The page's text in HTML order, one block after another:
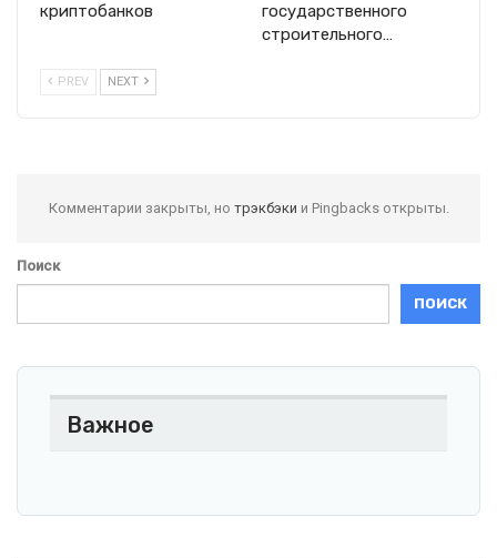
криптобанков
государственного
строительного…
PREV NEXT
Комментарии закрыты, но трэкбэки и Pingbacks открыты.
Поиск
ПОИСК
Важное